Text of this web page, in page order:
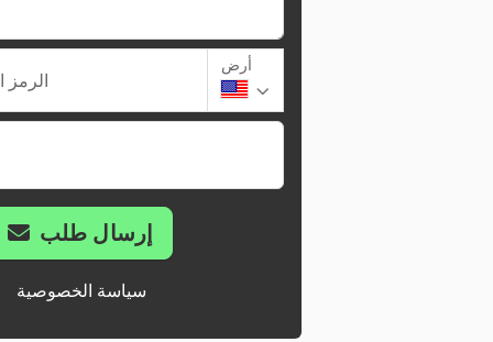
الرمز
أرض
إرسال طلب
سياسة الخصوصية